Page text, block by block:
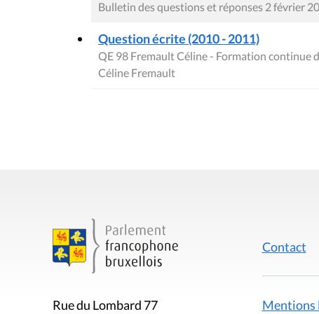
Bulletin des questions et réponses 2 février
Question écrite (2010 - 2011)
QE 98 Fremault Céline - Formation continue
Céline Fremault
Rue du Lombard 77
Contact
Mentions